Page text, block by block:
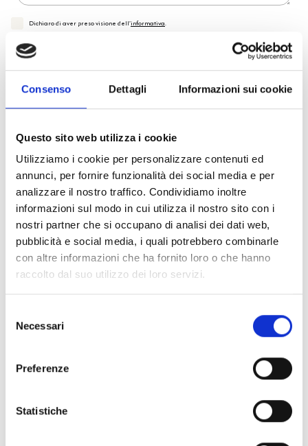
Consenso Dettagli Informazioni sui cookie
Questo sito web utilizza i cookie
Utilizziamo i cookie per personalizzare contenuti ed
annunci, per fornire funzionalità dei social media e per
analizzare il nostro traffico. Condividiamo inoltre
informazioni sul modo in cui utilizza il nostro sito con i
nostri partner che si occupano di analisi dei dati web,
pubblicità e social media, i quali potrebbero combinarle
con altre informazioni che ha fornito loro o che hanno
raccolto dal suo utilizzo dei loro servizi.
delNecessari
Preferenze
Statistiche
Dichiaro di aver preso visione dell'informativa.
* Campi obbligatori
Invia richiesta
Reso facile e veloce
PRONTA consegna
Spedizione Gratuita
Collezione
Per